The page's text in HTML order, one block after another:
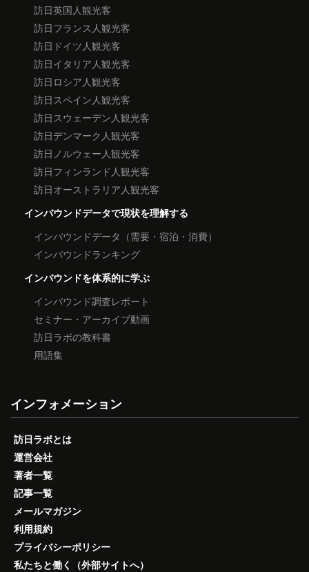
訪日英国人観光客
訪日フランス人観光客
訪日ドイツ人観光客
訪日イタリア人観光客
訪日ロシア人観光客
訪日スペイン人観光客
訪日スウェーデン人観光客
訪日デンマーク人観光客
訪日ノルウェー人観光客
訪日フィンランド人観光客
訪日オーストラリア人観光客
インバウンドデータで現状を理解する
インバウンドデータ（需要・宿泊・消費）
インバウンドランキング
インバウンドを体系的に学ぶ
インバウンド調査レポート
セミナー・アーカイブ動画
訪日ラボの教科書
用語集
インフォメーション
訪日ラボとは
運営会社
著者一覧
記事一覧
メールマガジン
利用規約
プライバシーポリシー
私たちと働く（外部サイトへ）